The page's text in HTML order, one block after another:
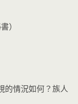
）
的情況如何？族人